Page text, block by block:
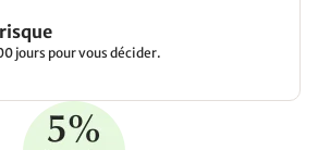
jours pour vous décider.